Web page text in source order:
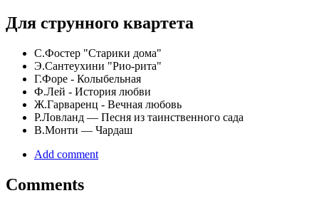
Для струнного квартета
С.Фостер "Старики дома"
Э.Сантеухини "Рио-рита"
Г.Форе - Колыбельная
Ф.Лей - История любви
Ж.Гарваренц - Вечная любовь
Р.Ловланд — Песня из таинственного сада
В.Монти — Чардаш
Add comment
Comments